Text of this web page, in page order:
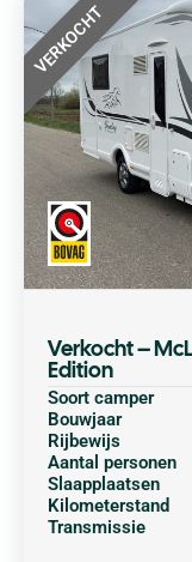
VERKOCHT
Verkocht –
Edition
Soort camper
Bouwjaar
Rijbewijs
Aantal personen
Slaapplaatsen
Kilometerstand
Transmissie